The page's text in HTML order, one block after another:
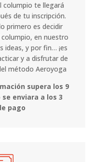
columpio te llegará
de tu inscripción.
primero es decidir
en nuestro
ideas, y por fin… ¡es
y a disfrutar de
método Aeroyoga
supera los 9
enviara a los 3
pago